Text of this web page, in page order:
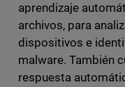
aprendizaje
archivos, para
dispositivos e
malware. También
respuesta